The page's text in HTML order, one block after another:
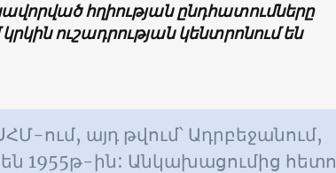
հղիության ընդհատումները
ուշադրության կենտրոնում են
ում, այդ թվում՝ Ադրբեջանում,
1955թ-ին: Անկախացումից հետո